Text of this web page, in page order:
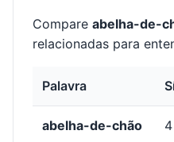
Compare abelha-de-
relacionadas para
Palavra
abelha-de-chão 4